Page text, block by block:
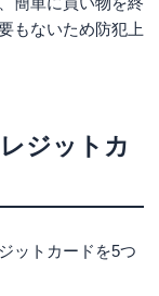
もないため防犯上
ジットカ
ットカードを5つ